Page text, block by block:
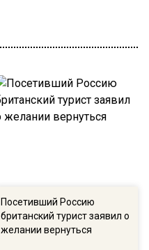
Посетивший Россию
британский турист заявил о
желании вернуться